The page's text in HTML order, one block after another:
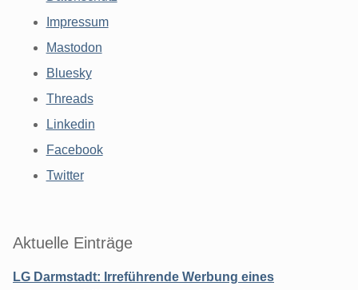
Impressum
Mastodon
Bluesky
Threads
Linkedin
Facebook
Twitter
Aktuelle Einträge
LG Darmstadt: Irreführende Werbung eines